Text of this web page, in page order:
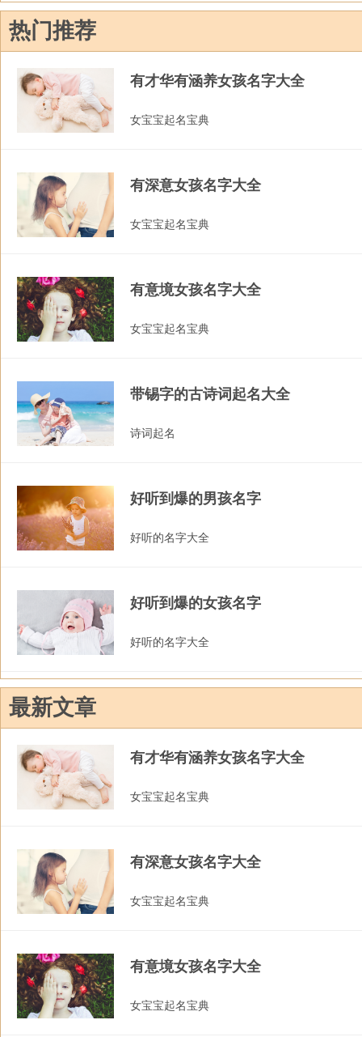
热门推荐
有才华有涵养女孩名字大全
女宝宝起名宝典
有深意女孩名字大全
女宝宝起名宝典
有意境女孩名字大全
女宝宝起名宝典
带锡字的古诗词起名大全
诗词起名
好听到爆的男孩名字
好听的名字大全
好听到爆的女孩名字
好听的名字大全
最新文章
有才华有涵养女孩名字大全
女宝宝起名宝典
有深意女孩名字大全
女宝宝起名宝典
有意境女孩名字大全
女宝宝起名宝典